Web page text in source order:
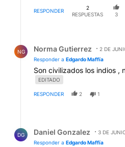
RESPONDER
2
RESPUESTAS
3
NG Norma Gutierrez
2 DE
Responder a Edgardo Maffía
Son civilizados los indios ,
EDITADO
RESPONDER 2 1
DG Daniel Gonzalez
3 DE
Responder a Edgardo Maffía